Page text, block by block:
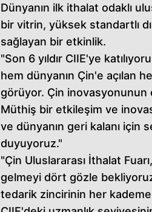
Dünyanın ilk ithalat odaklı
bir vitrin, yüksek standartlı
sağlayan bir etkinlik.
"Son 6 yıldır CIIE'ye
hem dünyanın Çin'e açılan
görüyor. Çin
Müthiş bir etkileşim ve
ve dünyanın geri kalanı için
duyuyoruz."
"Çin Uluslararası İthalat
gelmeyi dört gözle
tedarik zincirinin her